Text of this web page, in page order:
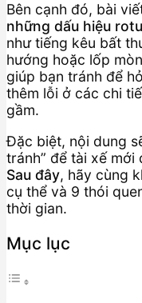
Bên cạnh đó, bài
những dấu hiệu
như tiếng kêu bất
hướng hoặc lốp
giúp bạn tránh để
thêm lỗi ở các chi
gầm.
Đặc biệt, nội dung
tránh” để tài xế
Sau đây, hãy cùng
cụ thể và 9 thói
thời gian.
Mục lục